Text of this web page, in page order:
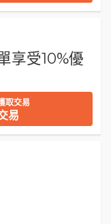
享受10%優
取交易
易